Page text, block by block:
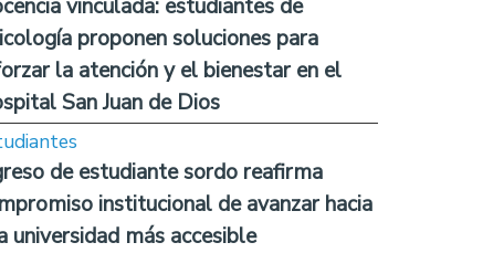
vinculada: estudiantes de
proponen soluciones para
la atención y el bienestar en el
San Juan de Dios
de estudiante sordo reafirma
institucional de avanzar hacia
universidad más accesible